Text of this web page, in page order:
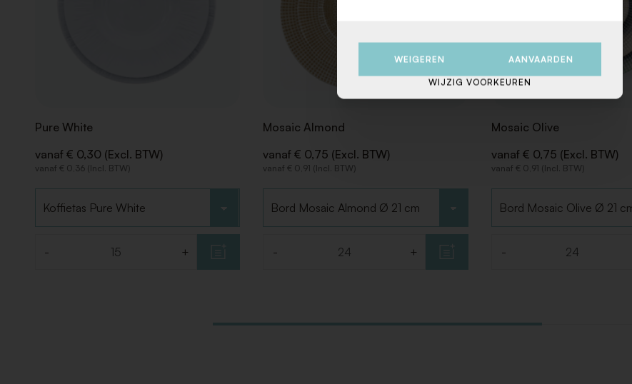
Pure White
vanaf € 0,30 (Excl. BTW)
vanaf € 0,36 (Incl. BTW)
- +
Mosaic Almond
vanaf € 0,75 (Excl. BTW)
vanaf € 0,91 (Incl. BTW)
- +
Mosaic Olive
vanaf € 0,75 (Excl. BTW)
vanaf € 0,91 (Incl. BTW)
-
WEIGEREN AANVAARDEN
WIJZIG VOORKEUREN